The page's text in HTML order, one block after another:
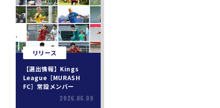
リリース
【選出情報】Kings
League［MURASH
FC］常設メンバー
2026.06.09